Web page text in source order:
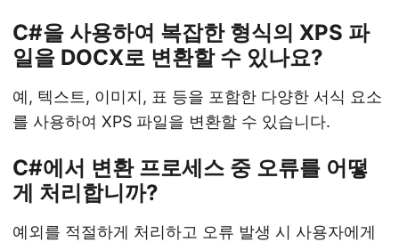
C#을 사용하여 복잡한 형식의 XPS 파
일을 DOCX로 변환할 수 있나요?
예, 텍스트, 이미지, 표 등을 포함한 다양한 서식 요소
를 사용하여 XPS 파일을 변환할 수 있습니다.
C#에서 변환 프로세스 중 오류를 어떻
게 처리합니까?
예외를 적절하게 처리하고 오류 발생 시 사용자에게